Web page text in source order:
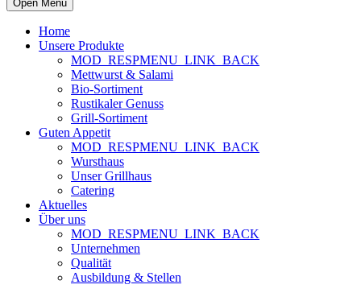
Open Menu
Home
Unsere Produkte
MOD_RESPMENU_LINK_BACK
Mettwurst & Salami
Bio-Sortiment
Rustikaler Genuss
Grill-Sortiment
Guten Appetit
MOD_RESPMENU_LINK_BACK
Wursthaus
Unser Grillhaus
Catering
Aktuelles
Über uns
MOD_RESPMENU_LINK_BACK
Unternehmen
Qualität
Ausbildung & Stellen